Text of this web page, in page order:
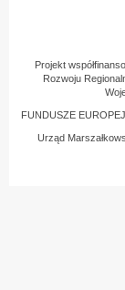
Projekt
Rozwoju
FUNDUSZE
Urząd